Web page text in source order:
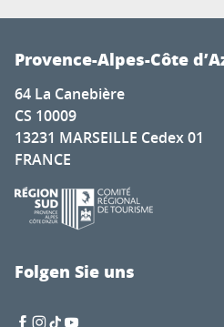
Provence-Alpes-Côte
64 La Canebière
CS 10009
13231 MARSEILLE Cedex 01
FRANCE
Folgen Sie uns